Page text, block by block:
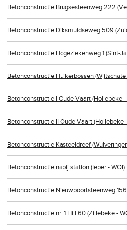
Betonconstructie Brugsesteenweg 222
Betonconstructie Diksmuidseweg 509
Betonconstructie Hogeziekenweg 1 (Sint-
Betonconstructie Huikerbossen (Wijtschate
Betonconstructie I Oude Vaart (Hollebeke -
Betonconstructie II Oude Vaart (Hollebeke
Betonconstructie Kasteeldreef
Betonconstructie nabij station (Ieper - WOI)
Betonconstructie Nieuwpoortsteenweg
Betonconstructie nr. 1 Hill 60 (Zillebeke -